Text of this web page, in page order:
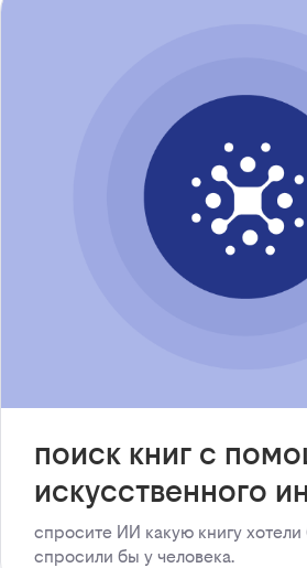
поиск книг с
искусственного
спросите ИИ какую книгу хотели
спросили бы у человека.